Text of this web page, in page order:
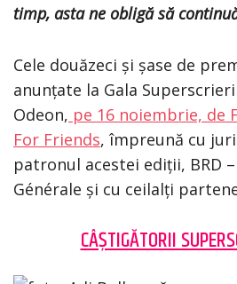
timp, asta ne obligă să
Cele douăzeci și șase de
anunțate la Gala
Odeon, pe 16 noiembrie, de
For Friends, împreună cu
patronul acestei ediții, BRD
Générale și cu ceilalți
CÂȘTIGĂTORII